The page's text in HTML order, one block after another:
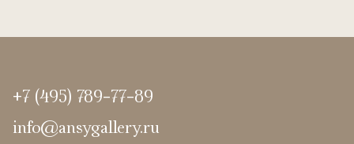
+7 (495) 789-77-89
info@ansygallery.ru